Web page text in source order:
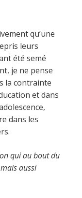
qu’une
leurs
été semé
je ne pense
la contrainte
et dans
dans les
qui au bout du
aussi